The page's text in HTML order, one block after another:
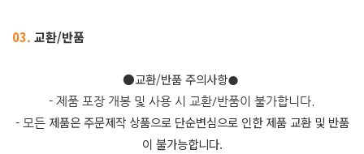
03. 교환/반품
​●교환/반품 주의사항●
- 제품 포장 개봉 및 사용 시 교환/반품이 불가합니다.
- 모든 제품은 주문제작 상품으로 단순변심으로 인한 제품 교환 및 반품
이 불가능합니다.